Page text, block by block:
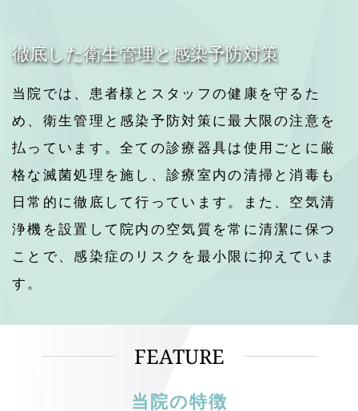
徹底した衛生管理と感染予防対策
当院では、患者様とスタッフの健康を守るた
め、衛生管理と感染予防対策に最大限の注意を
払っています。全ての診療器具は使用ごとに厳
格な滅菌処理を施し、診療室内の清掃と消毒も
日常的に徹底して行っています。また、空気清
浄機を設置して院内の空気質を常に清潔に保つ
ことで、感染症のリスクを最小限に抑えていま
す。
FEATURE
当院の特徴